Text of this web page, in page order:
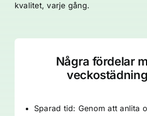
kvalitet, varje gång.
Några fördelar
Sparad tid: Genom att anlita